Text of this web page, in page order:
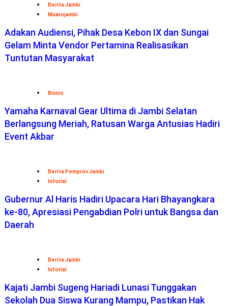
Berita Jambi
Muarojambi
Adakan Audiensi, Pihak Desa Kebon IX dan Sungai
Gelam Minta Vendor Pertamina Realisasikan
Tuntutan Masyarakat
Bisnis
Yamaha Karnaval Gear Ultima di Jambi Selatan
Berlangsung Meriah, Ratusan Warga Antusias Hadiri
Event Akbar
Berita Pemprov Jambi
Inforial
Gubernur Al Haris Hadiri Upacara Hari Bhayangkara
ke-80, Apresiasi Pengabdian Polri untuk Bangsa dan
Daerah
Berita Jambi
Inforial
Kajati Jambi Sugeng Hariadi Lunasi Tunggakan
Sekolah Dua Siswa Kurang Mampu, Pastikan Hak